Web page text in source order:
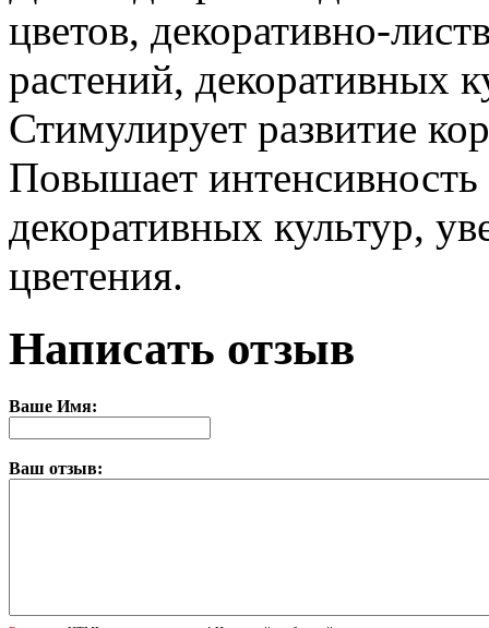
цветов, декоративно-
растений, декоративных
Стимулирует развитие
Повышает интенсивность
декоративных культур,
цветения.
Написать отзыв
Ваше Имя:
Ваш отзыв: